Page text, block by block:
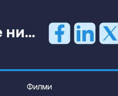
ни...
Филми